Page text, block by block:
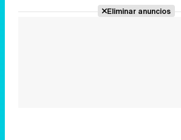
Eliminar anuncios